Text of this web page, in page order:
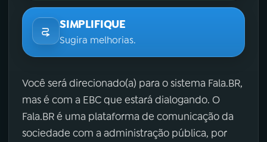
SIMPLIFIQUE
Sugira melhorias.
Você será direcionado(a) para o sistema Fala.BR,
mas é com a EBC que estará dialogando. O
Fala.BR é uma plataforma de comunicação da
sociedade com a administração pública, por